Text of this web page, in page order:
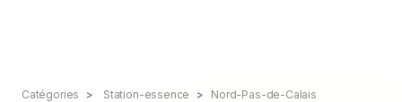
Catégories Station-essence
Nord-Pas-de-Calais